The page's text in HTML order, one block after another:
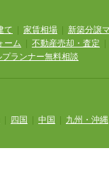
て 家賃相場
新築分譲
ーム 不動産売却・査定
ランナー無料相談
四国 中国 九州・沖縄